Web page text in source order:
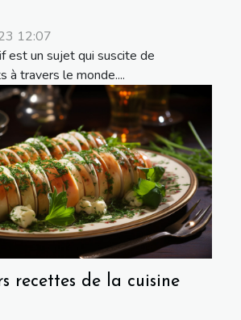
12:07
est un sujet qui suscite de
à travers le monde....
recettes de la cuisine